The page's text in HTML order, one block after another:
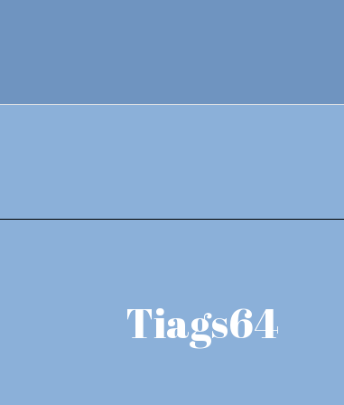
Tiags64